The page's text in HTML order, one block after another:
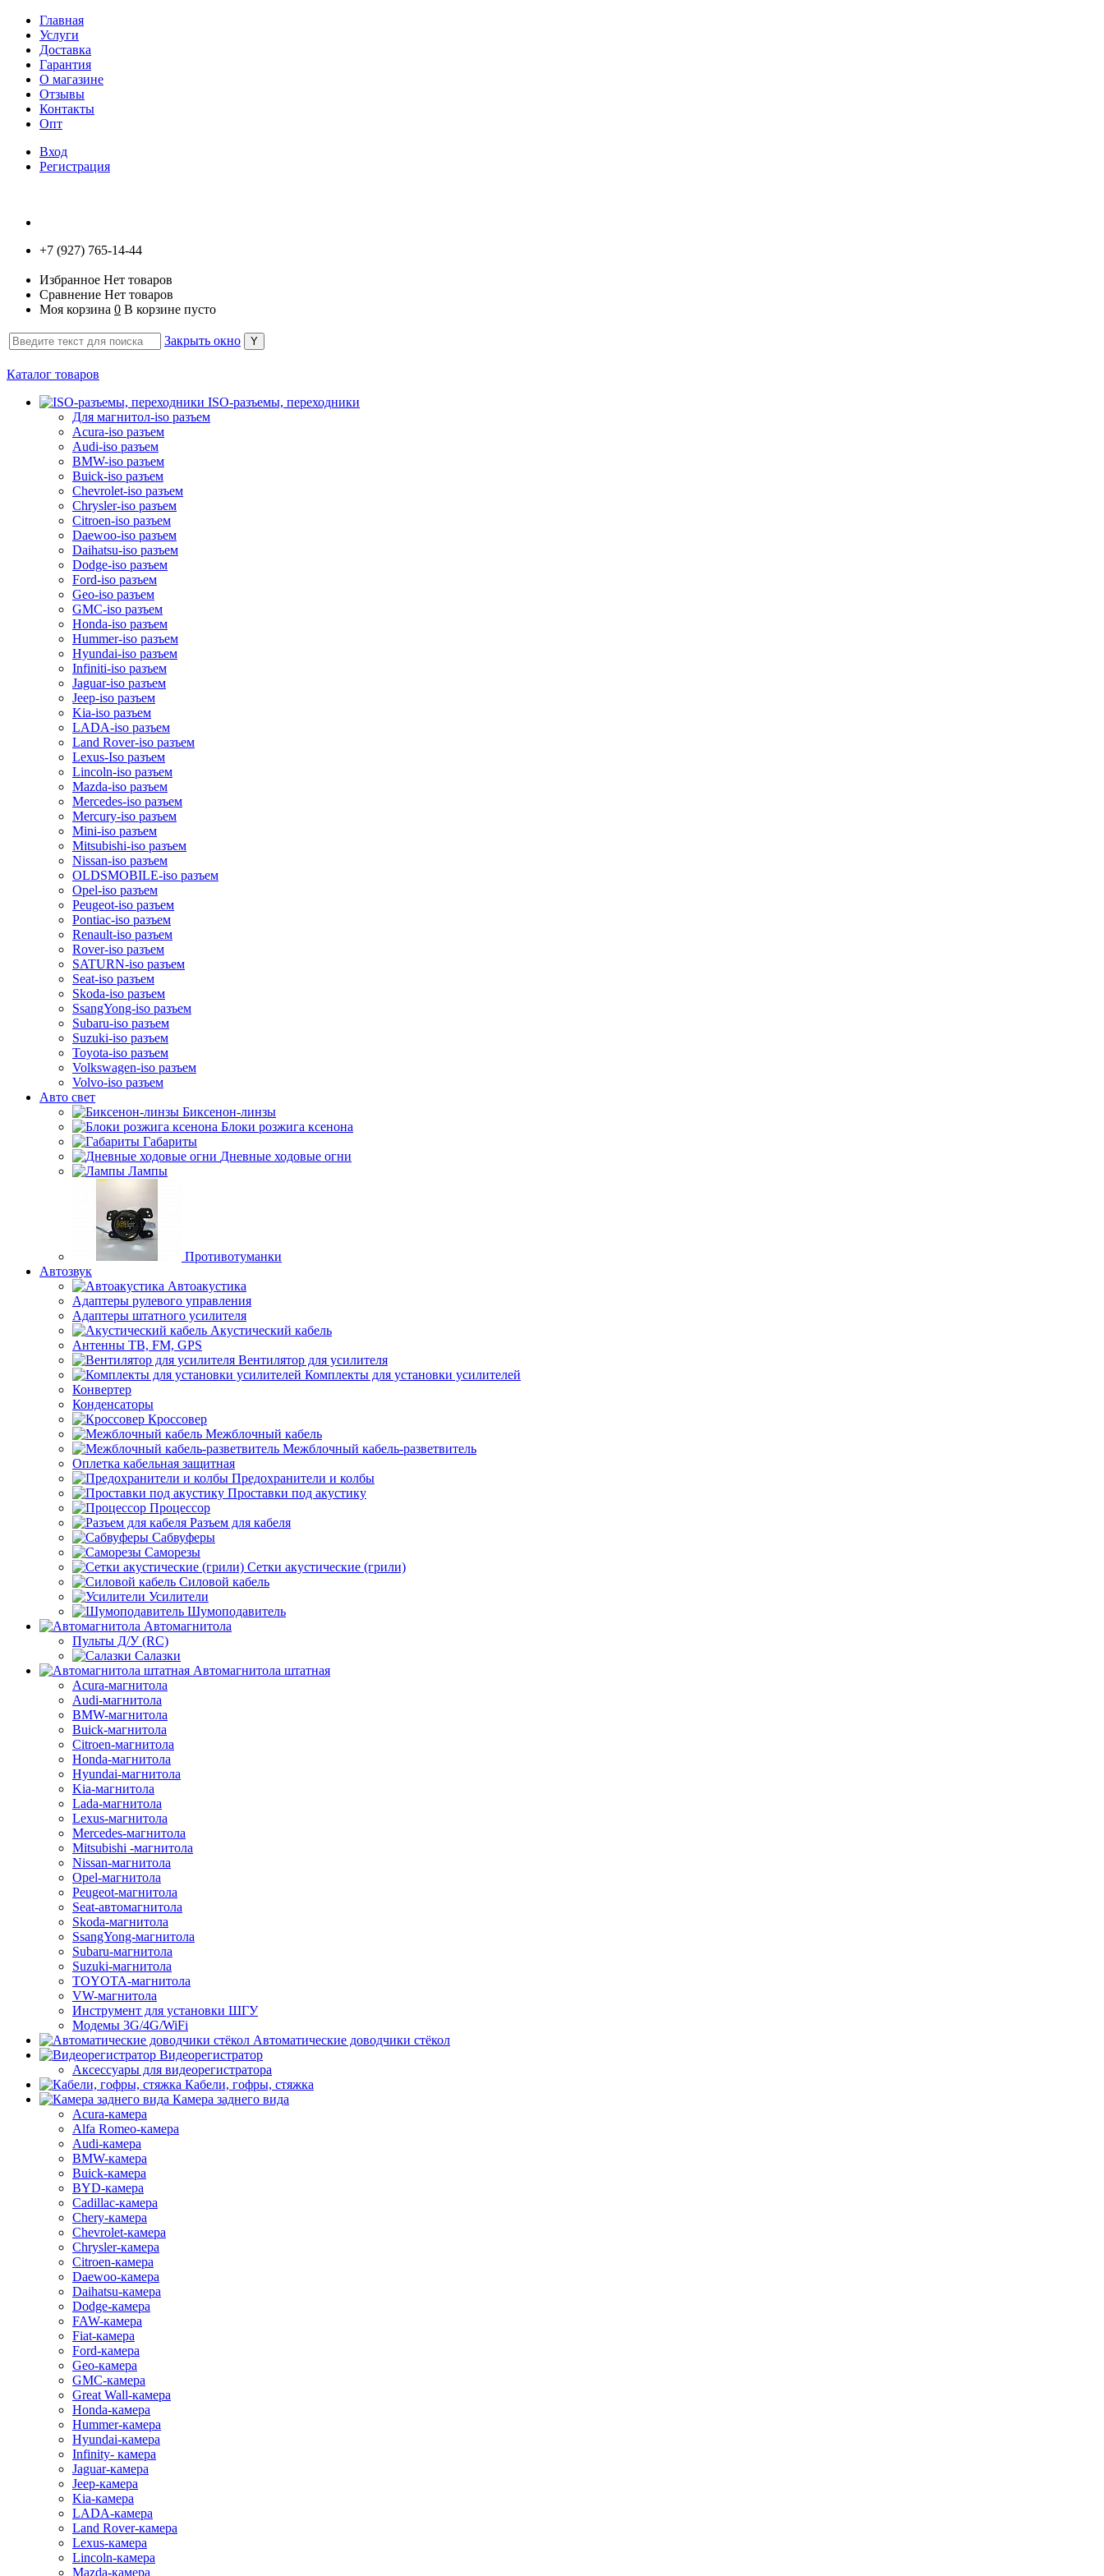
Главная
Услуги
Доставка
Гарантия
О магазине
Отзывы
Контакты
Опт
Вход
Регистрация
+7 (927) 765-14-44
Избранное Нет товаров
Сравнение Нет товаров
Моя корзина 0 В корзине пусто
Закрыть окно
Каталог товаров
ISO-разъемы, переходники
Для магнитол-iso разъем
Acura-iso разъем
Audi-iso разъем
BMW-iso разъем
Buick-iso разъем
Chevrolet-iso разъем
Chrysler-iso разъем
Citroen-iso разъем
Daewoo-iso разъем
Daihatsu-iso разъем
Dodge-iso разъем
Ford-iso разъем
Geo-iso разъем
GMC-iso разъем
Honda-iso разъем
Hummer-iso разъем
Hyundai-iso разъем
Infiniti-iso разъем
Jaguar-iso разъем
Jeep-iso разъем
Kia-iso разъем
LADA-iso разъем
Land Rover-iso разъем
Lexus-Iso разъем
Lincoln-iso разъем
Mazda-iso разъем
Mercedes-iso разъем
Mercury-iso разъем
Mini-iso разъем
Mitsubishi-iso разъем
Nissan-iso разъем
OLDSMOBILE-iso разъем
Opel-iso разъем
Peugeot-iso разъем
Pontiac-iso разъем
Renault-iso разъем
Rover-iso разъем
SATURN-iso разъем
Seat-iso разъем
Skoda-iso разъем
SsangYong-iso разъем
Subaru-iso разъем
Suzuki-iso разъем
Toyota-iso разъем
Volkswagen-iso разъем
Volvo-iso разъем
Авто свет
Биксенон-линзы
Блоки розжига ксенона
Габариты
Дневные ходовые огни
Лампы
Противотуманки
Автозвук
Автоакустика
Адаптеры рулевого управления
Адаптеры штатного усилителя
Акустический кабель
Антенны ТВ, FM, GPS
Вентилятор для усилителя
Комплекты для установки усилителей
Конвертер
Конденсаторы
Кроссовер
Межблочный кабель
Межблочный кабель-разветвитель
Оплетка кабельная защитная
Предохранители и колбы
Проставки под акустику
Процессор
Разъем для кабеля
Сабвуферы
Саморезы
Сетки акустические (грили)
Силовой кабель
Усилители
Шумоподавитель
Автомагнитола
Пульты Д/У (RC)
Салазки
Автомагнитола штатная
Acura-магнитола
Audi-магнитола
BMW-магнитола
Buick-магнитола
Citroen-магнитола
Honda-магнитола
Hyundai-магнитола
Kia-магнитола
Lada-магнитола
Lexus-магнитола
Mercedes-магнитола
Mitsubishi -магнитола
Nissan-магнитола
Opel-магнитола
Peugeot-магнитола
Seat-автомагнитола
Skoda-магнитола
SsangYong-магнитола
Subaru-магнитола
Suzuki-магнитола
TOYOTA-магнитола
VW-магнитола
Инструмент для установки ШГУ
Модемы 3G/4G/WiFi
Автоматические доводчики стёкол
Видеорегистратор
Аксессуары для видеорегистратора
Кабели, гофры, стяжка
Камера заднего вида
Acura-камера
Alfa Romeo-камера
Audi-камера
BMW-камера
Buick-камера
BYD-камера
Cadillac-камера
Chery-камера
Chevrolet-камера
Chrysler-камера
Citroen-камера
Daewoo-камера
Daihatsu-камера
Dodge-камера
FAW-камера
Fiat-камера
Ford-камера
Geo-камера
GMC-камера
Great Wall-камера
Honda-камера
Hummer-камера
Hyundai-камера
Infinity- камера
Jaguar-камера
Jeep-камера
Kia-камера
LADA-камера
Land Rover-камера
Lexus-камера
Lincoln-камера
Mazda-камера